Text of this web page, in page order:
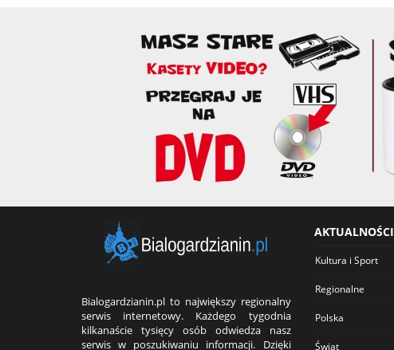
Bialogardzianin.pl to największy regionalny
serwis internetowy. Każdego tygodnia
kilkanaście tysięcy osób odwiedza nasz
serwis w poszukiwaniu informacji. Dzięki
AKTUALNOŚCI
Kultura i Sport
Regionalne
Polska
Świat